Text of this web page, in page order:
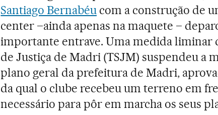
Santiago Bernabéu com a construção de
center –ainda apenas na maquete –
importante entrave. Uma medida liminar
de Justiça de Madri (TSJM) suspendeu a
plano geral da prefeitura de Madri,
da qual o clube recebeu um terreno em
necessário para pôr em marcha os seus